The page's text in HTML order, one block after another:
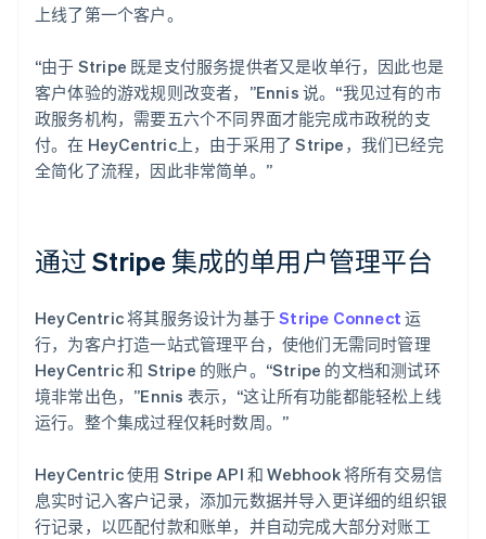
上线了第一个客户。
“由于 Stripe 既是支付服务提供者又是收单行，因此也是
客户体验的游戏规则改变者，”Ennis 说。“我见过有的市
政服务机构，需要五六个不同界面才能完成市政税的支
付。在 HeyCentric上，由于采用了 Stripe，我们已经完
全简化了流程，因此非常简单。”
通过 Stripe 集成的单用户管理平台
HeyCentric 将其服务设计为基于Stripe Connect 运
行，为客户打造一站式管理平台，使他们无需同时管理
HeyCentric 和 Stripe 的账户。“Stripe 的文档和测试环
境非常出色，”Ennis 表示，“这让所有功能都能轻松上线
运行。整个集成过程仅耗时数周。”
HeyCentric 使用 Stripe API 和 Webhook 将所有交易信
息实时记入客户记录，添加元数据并导入更详细的组织银
行记录，以匹配付款和账单，并自动完成大部分对账工